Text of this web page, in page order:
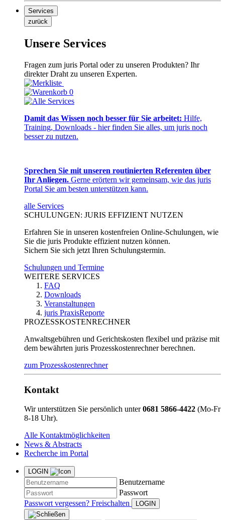
Services
zurück
Unsere Services
Fragen zum juris Portal oder zu unseren Produkten? Ihr
direkter Draht zu unseren Experten.
0
Damit das Wissen noch besser für Sie arbeitet: Hilfe,
Training, Downloads - hier finden Sie alles, um juris noch
besser zu nutzen.
Sprechen Sie mit unseren routinierten Referenten über
Ihr Anliegen. Gerne erörtern wir gemeinsam, wie das juris
Portal Sie am besten unterstützen kann.
alle Services
SCHULUNGEN: JURIS EFFIZIENT NUTZEN
Erfahren Sie in unseren kostenfreien Online-Schulungen, wie
Sie die juris Produkte effizient nutzen können.
Sichern Sie sich jetzt Ihren Schulungstermin.
Schulungen und Termine
WEITERE SERVICES
FAQ
Downloads
Veranstaltungen
juris PraxisReporte
PROZESSKOSTENRECHNER
Anwaltsgebühren und Gerichtskosten flexibel und präzise mit
dem bewährten juris Prozesskostenrechner berechnen.
zum Prozesskostenrechner
Kontakt
Wir unterstützen Sie persönlich unter0681 5866-4422 (Mo-Fr
8-18 Uhr).
Alle Kontaktmöglichkeiten
News & Abstracts
Recherche im Portal
LOGIN
Benutzername
Passwort
Passwort vergessen? Freischalten